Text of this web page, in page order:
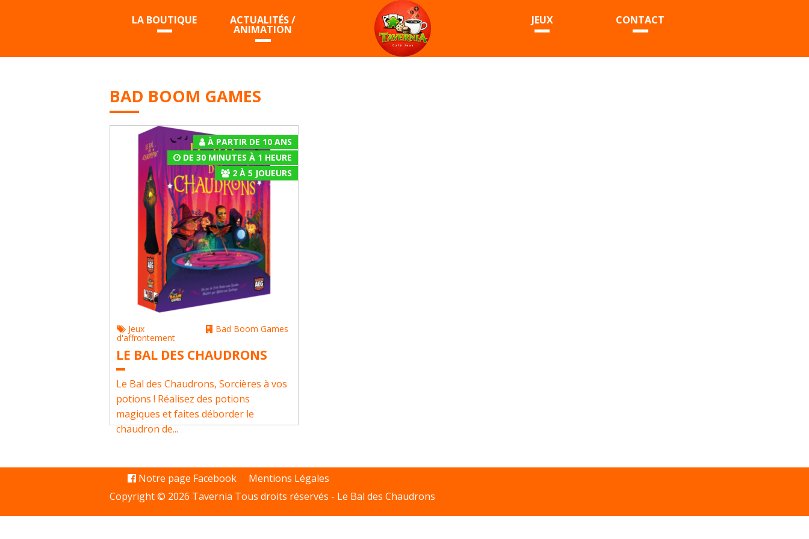
LA BOUTIQUE ACTUALITÉS /
ANIMATION
JEUX CONTACT
BAD BOOM GAMES
À PARTIR DE 10 ANS
DE 30 MINUTES À 1 HEURE
2À 5 JOUEURS
Jeux
d'affrontement
Bad Boom Games
LE BAL DES CHAUDRONS
Le Bal des Chaudrons, Sorcières à vos
potions ! Réalisez des potions
magiques et faites déborder le
chaudron de...
Notre page Facebook
Mentions Légales
Copyright © 2026 Tavernia Tous droits réservés - Le Bal des Chaudrons